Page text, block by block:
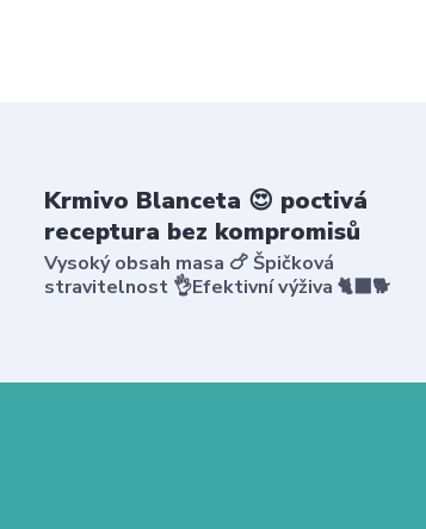
Krmivo Blanceta 😍 poctivá
receptura bez kompromisů
Vysoký obsah masa 🍗 Špičková
stravitelnost 👌Efektivní výživa 🐈‍⬛🐕